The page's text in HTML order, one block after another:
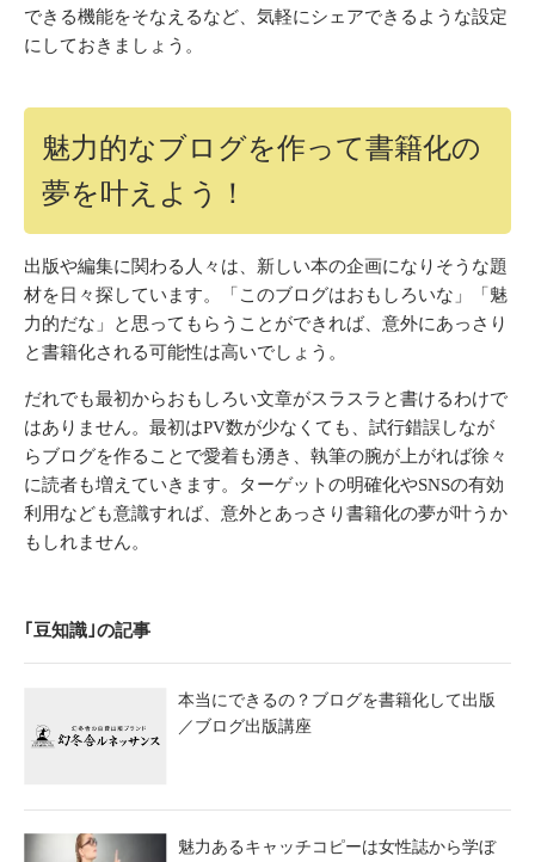
できる機能をそなえるなど、気軽にシェアできるような設定
にしておきましょう。
魅力的なブログを作って書籍化の
夢を叶えよう！
出版や編集に関わる人々は、新しい本の企画になりそうな題
材を日々探しています。「このブログはおもしろいな」「魅
力的だな」と思ってもらうことができれば、意外にあっさり
と書籍化される可能性は高いでしょう。
だれでも最初からおもしろい文章がスラスラと書けるわけで
はありません。最初はPV数が少なくても、試行錯誤しなが
らブログを作ることで愛着も湧き、執筆の腕が上がれば徐々
に読者も増えていきます。ターゲットの明確化やSNSの有効
利用なども意識すれば、意外とあっさり書籍化の夢が叶うか
もしれません。
｢豆知識｣の記事
本当にできるの？ブログを書籍化して出版
／ブログ出版講座
魅力あるキャッチコピーは女性誌から学ぼ